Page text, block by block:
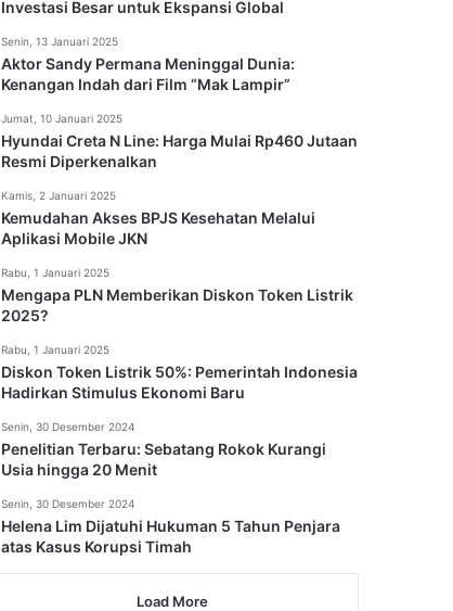
Investasi Besar untuk Ekspansi Global
Senin, 13 Januari 2025
Aktor Sandy Permana Meninggal Dunia:
Kenangan Indah dari Film “Mak Lampir”
Jumat, 10 Januari 2025
Hyundai Creta N Line: Harga Mulai Rp460 Jutaan
Resmi Diperkenalkan
Kamis, 2 Januari 2025
Kemudahan Akses BPJS Kesehatan Melalui
Aplikasi Mobile JKN
Rabu, 1 Januari 2025
Mengapa PLN Memberikan Diskon Token Listrik
2025?
Rabu, 1 Januari 2025
Diskon Token Listrik 50%: Pemerintah Indonesia
Hadirkan Stimulus Ekonomi Baru
Senin, 30 Desember 2024
Penelitian Terbaru: Sebatang Rokok Kurangi
Usia hingga 20 Menit
Senin, 30 Desember 2024
Helena Lim Dijatuhi Hukuman 5 Tahun Penjara
atas Kasus Korupsi Timah
Load More